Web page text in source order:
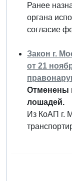
Ранее
органа
согласие
Закон г.
от 21
Отменены
лошадей.
Из КоАП г.